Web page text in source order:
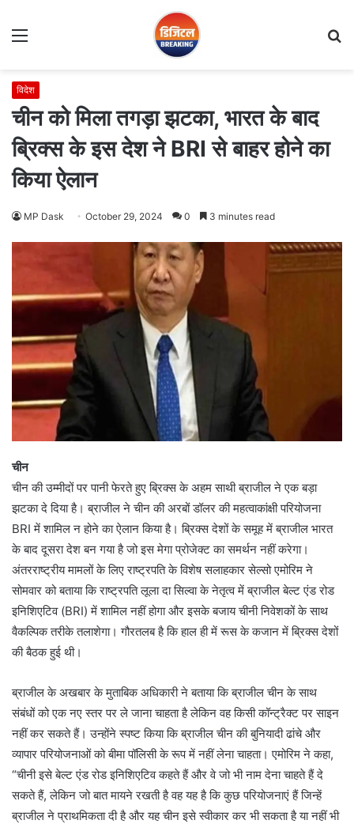
Menu
विदेश
चीन को मिला तगड़ा झटका, भारत के बाद
ब्रिक्स के इस देश ने BRI से बाहर होने का
किया ऐलान
MP Dask October 29, 2024 0 3 minutes read
चीन
चीन की उम्मीदों पर पानी फेरते हुए ब्रिक्स के अहम साथी ब्राजील ने एक बड़ा
झटका दे दिया है। ब्राजील ने चीन की अरबों डॉलर की महत्वाकांक्षी परियोजना
BRI में शामिल न होने का ऐलान किया है। ब्रिक्स देशों के समूह में ब्राजील भारत
के बाद दूसरा देश बन गया है जो इस मेगा प्रोजेक्ट का समर्थन नहीं करेगा।
अंतरराष्ट्रीय मामलों के लिए राष्ट्रपति के विशेष सलाहकार सेल्सो एमोरिम ने
सोमवार को बताया कि राष्ट्रपति लूला दा सिल्वा के नेतृत्व में ब्राजील बेल्ट एंड रोड
इनिशिएटिव (BRI) में शामिल नहीं होगा और इसके बजाय चीनी निवेशकों के साथ
वैकल्पिक तरीके तलाशेगा। गौरतलब है कि हाल ही में रूस के कजान में ब्रिक्स देशों
की बैठक हुई थी।
ब्राजील के अखबार के मुताबिक अधिकारी ने बताया कि ब्राजील चीन के साथ
संबंधों को एक नए स्तर पर ले जाना चाहता है लेकिन वह किसी कॉन्ट्रैक्ट पर साइन
नहीं कर सकते हैं। उन्होंने स्पष्ट किया कि ब्राजील चीन की बुनियादी ढांचे और
व्यापार परियोजनाओं को बीमा पॉलिसी के रूप में नहीं लेना चाहता। एमोरिम ने कहा,
“चीनी इसे बेल्ट एंड रोड इनिशिएटिव कहते हैं और वे जो भी नाम देना चाहते हैं दे
सकते हैं, लेकिन जो बात मायने रखती है वह यह है कि कुछ परियोजनाएं हैं जिन्हें
ब्राजील ने प्राथमिकता दी है और यह चीन इसे स्वीकार कर भी सकता है या नहीं भी